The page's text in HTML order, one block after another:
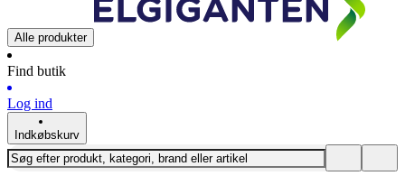
Alle produkter
Find butik
Log ind
Indkøbskurv